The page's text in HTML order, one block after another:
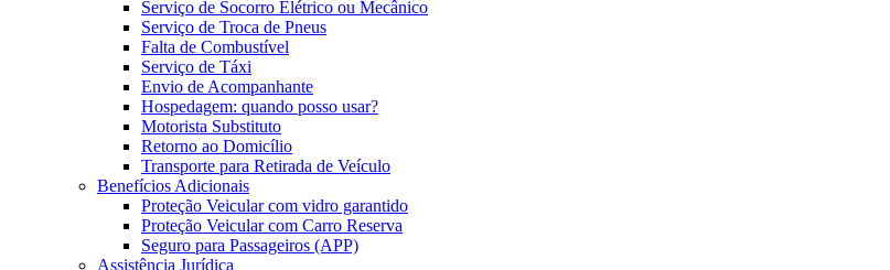
Serviço de Socorro Elétrico ou Mecânico
Serviço de Troca de Pneus
Falta de Combustível
Serviço de Táxi
Envio de Acompanhante
Hospedagem: quando posso usar?
Motorista Substituto
Retorno ao Domicílio
Transporte para Retirada de Veículo
Benefícios Adicionais
Proteção Veicular com vidro garantido
Proteção Veicular com Carro Reserva
Seguro para Passageiros (APP)
Assistência Jurídica